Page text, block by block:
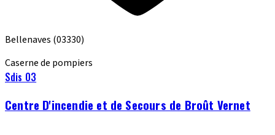
Bellenaves (03330)
Caserne de pompiers
Sdis 03
Centre D'incendie et de Secours de Broût Vernet